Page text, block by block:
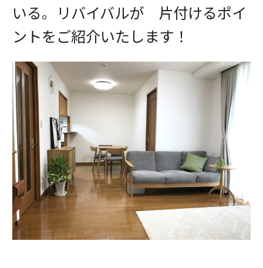
いる。リバイバルが 片付けるポイ
ントをご紹介いたします！